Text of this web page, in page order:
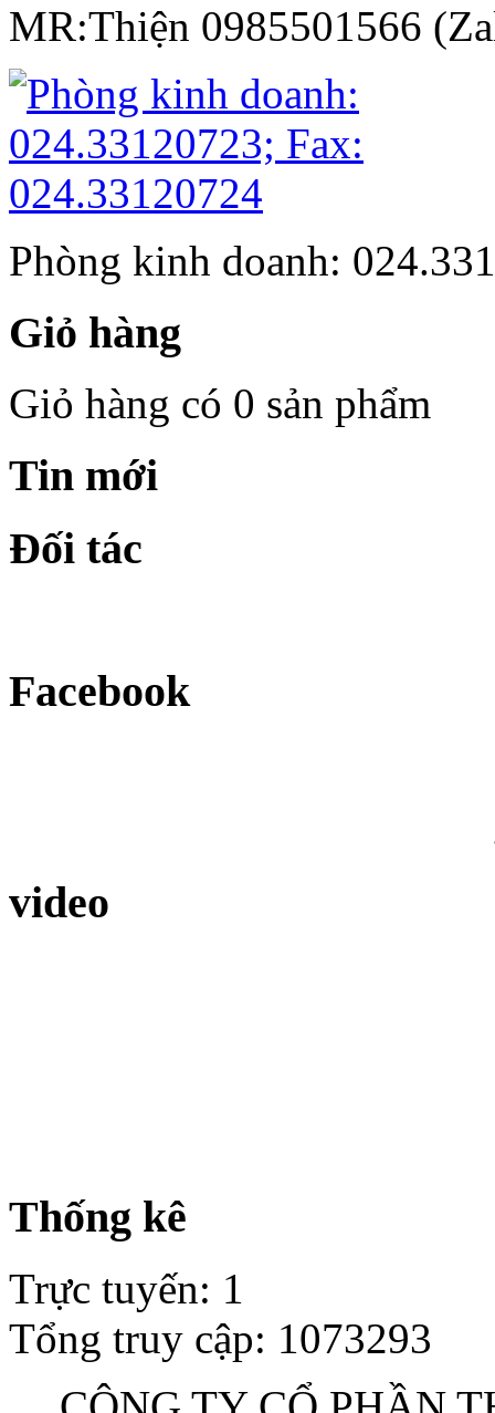
MR:Thiện 0985501566
Phòng kinh doanh:
Giỏ hàng
Giỏ hàng có 0 sản phẩm
Tin mới
Đối tác
Facebook
video
Thống kê
Trực tuyến: 1
Tổng truy cập: 1073293